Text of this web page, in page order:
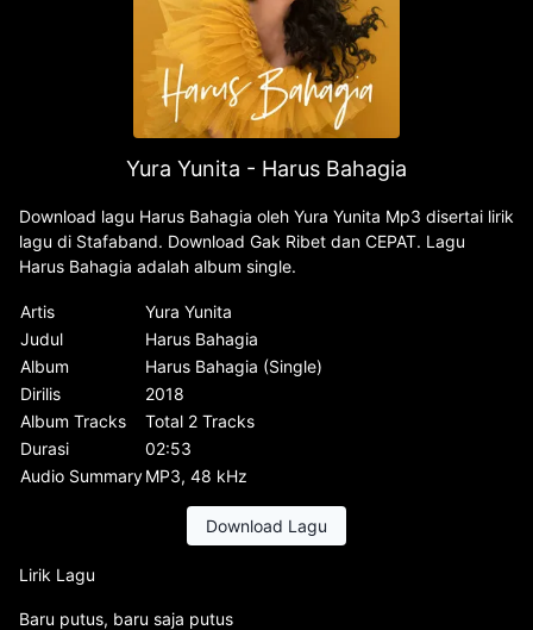
Yura Yunita - Harus Bahagia
Download lagu Harus Bahagia oleh Yura Yunita Mp3 disertai lirik
lagu di Stafaband. Download Gak Ribet dan CEPAT. Lagu
Harus Bahagia adalah album single.
Artis
Yura Yunita
Judul
Harus Bahagia
Album
Harus Bahagia (Single)
Dirilis
2018
Album Tracks
Total 2 Tracks
Durasi
02:53
Audio SummaryMP3, 48 kHz
Download Lagu
Lirik Lagu
Baru putus, baru saja putus